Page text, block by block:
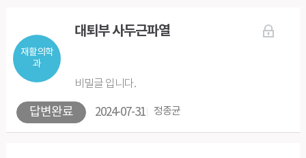
재활의학
과
대퇴부 사두근파열
답변완료
비밀글 입니다.
2024-07-31 정종균